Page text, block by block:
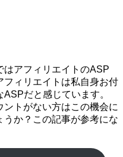
はアフィリエイトのASP
フィリエイトは私自身お付
だと感じています。
トがない方はこの機会に
か？この記事が参考にな